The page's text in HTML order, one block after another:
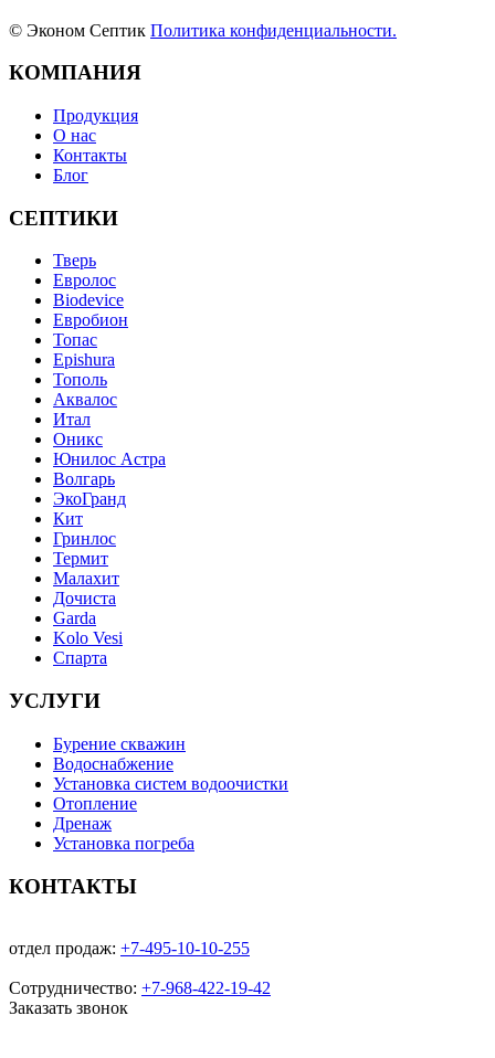
© Эконом Септик Политика конфиденциальности.
КОМПАНИЯ
Продукция
О нас
Контакты
Блог
СЕПТИКИ
Тверь
Евролос
Biodevice
Евробион
Топас
Epishura
Тополь
Аквалос
Итал
Оникс
Юнилос Астра
Волгарь
ЭкоГранд
Кит
Гринлос
Термит
Малахит
Дочиста
Garda
Kolo Vesi
Спарта
УСЛУГИ
Бурение скважин
Водоснабжение
Установка систем водоочистки
Отопление
Дренаж
Установка погреба
КОНТАКТЫ
отдел продаж: +7-495-10-10-255
Сотрудничество: +7-968-422-19-42
Заказать звонок